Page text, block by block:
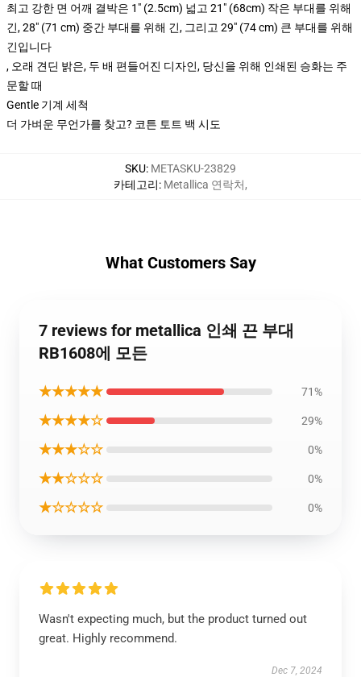
최고 강한 면 어깨 결박은 1" (2.5cm) 넓고 21" (68cm) 작은 부대를 위해
긴, 28" (71 cm) 중간 부대를 위해 긴, 그리고 29" (74 cm) 큰 부대를 위해
긴입니다
, 오래 견딘 밝은, 두 배 편들어진 디자인, 당신을 위해 인쇄된 승화는 주
문할 때
Gentle 기계 세척
더 가벼운 무언가를 찾고? 코튼 토트 백 시도
SKU: METASKU-23829
카테고리: Metallica 연락처,
What Customers Say
7 reviews for metallica 인쇄 끈 부대
RB1608에 모든
★★★★★ 71%
★★★★☆ 29%
★★★☆☆ 0%
★★☆☆☆ 0%
★☆☆☆☆ 0%
Wasn't expecting much, but the product turned out
great. Highly recommend.
Dec 7, 2024